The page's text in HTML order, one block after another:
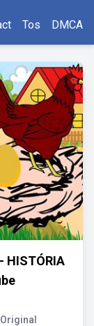
Tos DMCA
HISTÓRIA